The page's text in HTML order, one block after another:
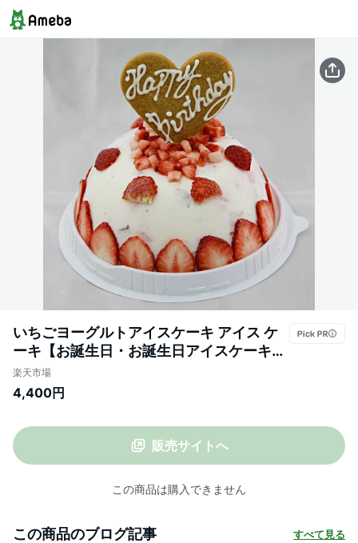
いちごヨーグルトアイスケーキ アイス ケ
ーキ【お誕生日・お誕生日アイスケーキ】
アイスクリーム ヨーグルトアイス いちご
ヨーグルト アイスケーキ お祝い ギフト プ
楽天市場
4,400円
販売サイトへ
この商品は購入できません
この商品のブログ記事 すべて見る